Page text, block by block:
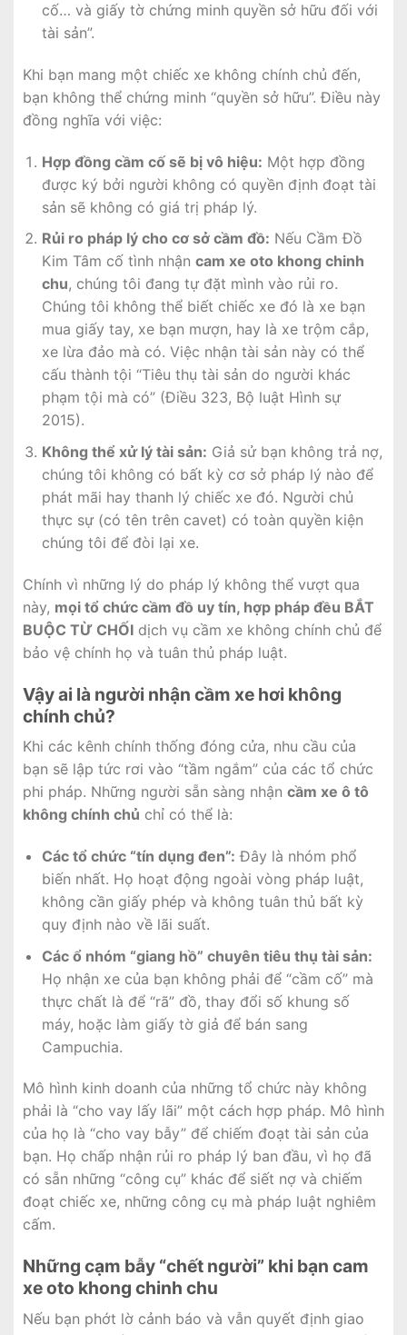
cố… và giấy tờ chứng minh quyền sở hữu đối với
tài sản”.
Khi bạn mang một chiếc xe không chính chủ đến,
bạn không thể chứng minh “quyền sở hữu”. Điều này
đồng nghĩa với việc:
Hợp đồng cầm cố sẽ bị vô hiệu: Một hợp đồng
được ký bởi người không có quyền định đoạt tài
sản sẽ không có giá trị pháp lý.
Rủi ro pháp lý cho cơ sở cầm đồ: Nếu Cầm Đồ
Kim Tâm cố tình nhận cam xe oto khong chinh
chu, chúng tôi đang tự đặt mình vào rủi ro.
Chúng tôi không thể biết chiếc xe đó là xe bạn
mua giấy tay, xe bạn mượn, hay là xe trộm cắp,
xe lừa đảo mà có. Việc nhận tài sản này có thể
cấu thành tội “Tiêu thụ tài sản do người khác
phạm tội mà có” (Điều 323, Bộ luật Hình sự
2015).
Không thể xử lý tài sản: Giả sử bạn không trả nợ,
chúng tôi không có bất kỳ cơ sở pháp lý nào để
phát mãi hay thanh lý chiếc xe đó. Người chủ
thực sự (có tên trên cavet) có toàn quyền kiện
chúng tôi để đòi lại xe.
Chính vì những lý do pháp lý không thể vượt qua
này, mọi tổ chức cầm đồ uy tín, hợp pháp đều BẮT
BUỘC TỪ CHỐI dịch vụ cầm xe không chính chủ để
bảo vệ chính họ và tuân thủ pháp luật.
Vậy ai là người nhận cầm xe hơi không
chính chủ?
Khi các kênh chính thống đóng cửa, nhu cầu của
bạn sẽ lập tức rơi vào “tầm ngắm” của các tổ chức
phi pháp. Những người sẵn sàng nhận cầm xe ô tô
không chính chủ chỉ có thể là:
Các tổ chức “tín dụng đen”: Đây là nhóm phổ
biến nhất. Họ hoạt động ngoài vòng pháp luật,
không cần giấy phép và không tuân thủ bất kỳ
quy định nào về lãi suất.
Các ổ nhóm “giang hồ” chuyên tiêu thụ tài sản:
Họ nhận xe của bạn không phải để “cầm cố” mà
thực chất là để “rã” đồ, thay đổi số khung số
máy, hoặc làm giấy tờ giả để bán sang
Campuchia.
Mô hình kinh doanh của những tổ chức này không
phải là “cho vay lấy lãi” một cách hợp pháp. Mô hình
của họ là “cho vay bẫy” để chiếm đoạt tài sản của
bạn. Họ chấp nhận rủi ro pháp lý ban đầu, vì họ đã
có sẵn những “công cụ” khác để siết nợ và chiếm
đoạt chiếc xe, những công cụ mà pháp luật nghiêm
cấm.
Những cạm bẫy “chết người” khi bạn cam
xe oto khong chinh chu
Nếu bạn phớt lờ cảnh báo và vẫn quyết định giao